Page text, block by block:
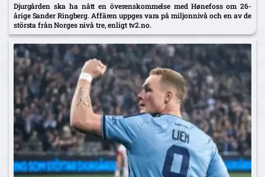
Djurgården ska ha nått en överenskommelse med Hønefoss om 26-
årige Sander Ringberg. Affären uppges vara på miljonnivå och en av de
största från Norges nivå tre, enligt tv2.no.